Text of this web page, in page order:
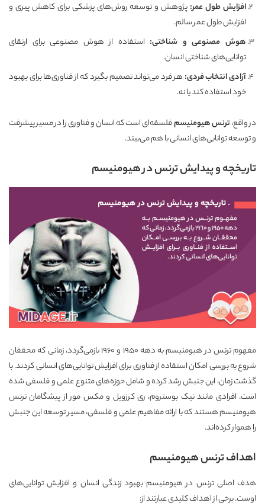
افزایش طول عمر: پژوهش و توسعه روش‌های پزشکی برای کاهش پیری و
افزایش طول عمر سالم.
هوش مصنوعی و شناختی: استفاده از هوش مصنوعی برای ارتقای
توانایی‌های شناختی انسان.
آزادی انتخاب فردی: هر فرد می‌تواند تصمیم بگیرد که از فناوری‌ها برای بهبود
خود استفاده کند یا نه.
در واقع،ترنس هیومنیسمفلسفه‌ای است که انسان و فناوری را در مسیر پیشرفت
و توسعه توانایی‌های انسانی با هم می‌بیند.
تاریخچه و پیدایش ترنس در هیومنیسم
مفهوم ترنس در هیومنیسم به دهه ۱۹۵۰ و ۱۹۶۰ بازمی‌گردد، زمانی که محققان
شروع به بررسی امکان استفاده از فناوری برای افزایش توانایی‌های انسانی کردند. با
گذشت زمان، این جنبش رشد کرده و شامل حوزه‌های متنوع علمی و فلسفی شده
است. افرادی مانند نیک بوستروم، ری کرزویل و مکس مور از پیشگامان ترنس
هیومنیسم هستند که با ارائه مفاهیم علمی و فلسفی، مسیر توسعه این جنبش
را هموار کرده‌اند.
اهداف ترنس هیومنیسم
هدف اصلی ترنس در هیومنیسم بهبود زندگی انسان و افزایش توانایی‌های
اوست. برخی از اهداف کلیدی عبارتند از: